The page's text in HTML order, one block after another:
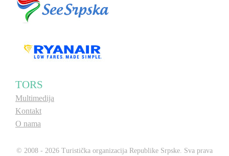
TORS
Multimedija
Kontakt
O nama
© 2008 - 2026 Turistička organizacija Republike Srpske. Sva prava